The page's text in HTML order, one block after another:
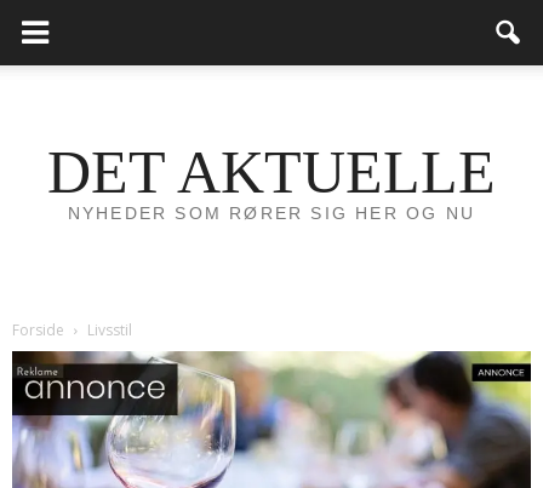
DET AKTUELLE
NYHEDER SOM RØRER SIG HER OG NU
Forside Livsstil